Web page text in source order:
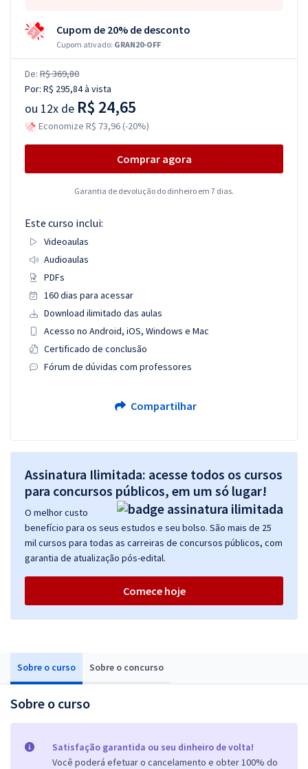
Sobre o curso Sobre o concurso
Sobre o curso
Satisfação garantida ou seu dinheiro de volta!
Você poderá efetuar o cancelamento e obter 100% do
Cupom de 20% de desconto
Cupom ativado: GRAN20-OFF
De: R$ 369,80
Por: R$ 295,84à vista
ou 12x de R$ 24,65
Economize R$ 73,96 (-20%)
Comprar agora
Garantia de devolução do dinheiro em 7 dias.
Este curso inclui:
Videoaulas
Audioaulas
PDFs
160 dias para acessar
Download ilimitado das aulas
Acesso no Android, iOS, Windows e Mac
Certificado de conclusão
Fórum de dúvidas com professores
Compartilhar
Assinatura Ilimitada: acesse todos os cursos
para concursos públicos, em um só lugar!
O melhor custo
benefício para os seus estudos e seu bolso. São mais de 25
mil cursos para todas as carreiras de concursos públicos, com
garantia de atualização pós-edital.
Comece hoje